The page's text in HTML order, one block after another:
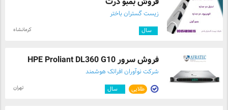
زیست گستران باختر
سال کرمانشاه
فروش سرور HPE Proliant DL360 G10
شرکت نوآوران افراتک هوشمند
طلایی سال تهران